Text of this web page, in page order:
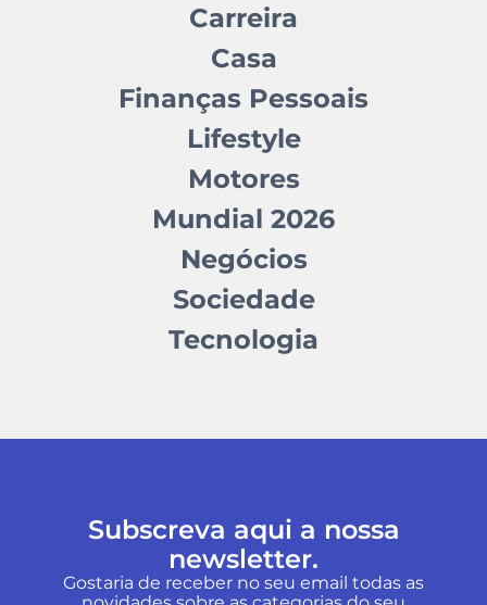
Carreira
Casa
Finanças Pessoais
Lifestyle
Motores
Mundial 2026
Negócios
Sociedade
Tecnologia
Subscreva aqui a nossa
newsletter.
Gostaria de receber no seu email todas as